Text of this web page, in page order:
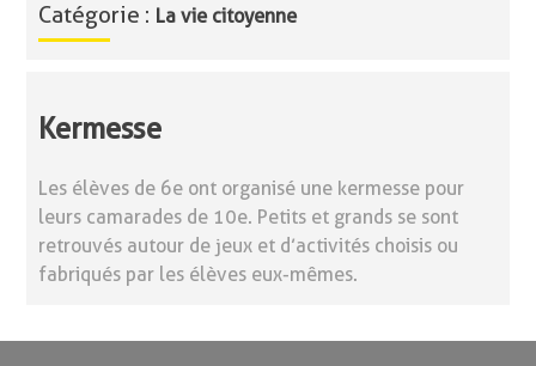
Catégorie : La vie citoyenne
Kermesse
Les élèves de 6e ont organisé une kermesse pour
leurs camarades de 10e. Petits et grands se sont
retrouvés autour de jeux et d’activités choisis ou
fabriqués par les élèves eux-mêmes.